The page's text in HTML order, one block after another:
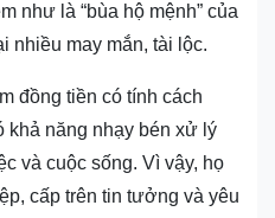
như là “bùa hộ mệnh” của
nhiều may mắn, tài lộc.
đồng tiền có tính cách
khả năng nhạy bén xử lý
và cuộc sống. Vì vậy, họ
cấp trên tin tưởng và yêu